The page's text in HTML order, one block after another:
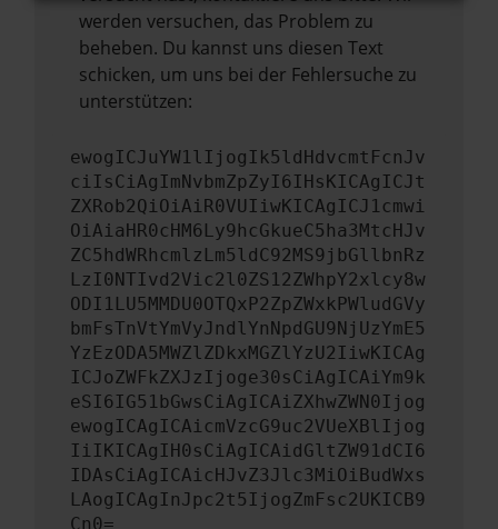
werden versuchen, das Problem zu
beheben. Du kannst uns diesen Text
schicken, um uns bei der Fehlersuche zu
unterstützen:
ewogICJuYW1lIjogIk5ldHdvcmtFcnJv
ciIsCiAgImNvbmZpZyI6IHsKICAgICJt
ZXRob2QiOiAiR0VUIiwKICAgICJ1cmwi
OiAiaHR0cHM6Ly9hcGkueC5ha3MtcHJv
ZC5hdWRhcmlzLm5ldC92MS9jbGllbnRz
LzI0NTIvd2Vic2l0ZS12ZWhpY2xlcy8w
ODI1LU5MMDU0OTQxP2ZpZWxkPWludGVy
bmFsTnVtYmVyJndlYnNpdGU9NjUzYmE5
YzEzODA5MWZlZDkxMGZlYzU2IiwKICAg
ICJoZWFkZXJzIjoge30sCiAgICAiYm9k
eSI6IG51bGwsCiAgICAiZXhwZWN0Ijog
ewogICAgICAicmVzcG9uc2VUeXBlIjog
IiIKICAgIH0sCiAgICAidGltZW91dCI6
IDAsCiAgICAicHJvZ3Jlc3MiOiBudWxs
LAogICAgInJpc2t5IjogZmFsc2UKICB9
Cn0=